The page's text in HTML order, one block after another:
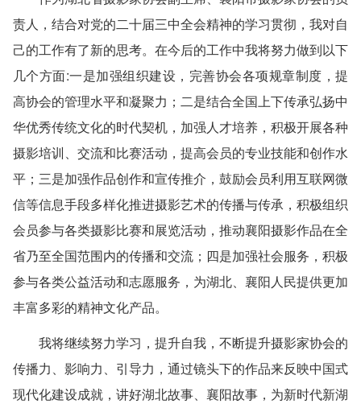
责人，结合对党的二十届三中全会精神的学习贯彻，我对自
己的工作有了新的思考。在今后的工作中我将努力做到以下
几个方面:一是加强组织建设，完善协会各项规章制度，提
高协会的管理水平和凝聚力；二是结合全国上下传承弘扬中
华优秀传统文化的时代契机，加强人才培养，积极开展各种
摄影培训、交流和比赛活动，提高会员的专业技能和创作水
平；三是加强作品创作和宣传推介，鼓励会员利用互联网微
信等信息手段多样化推进摄影艺术的传播与传承，积极组织
会员参与各类摄影比赛和展览活动，推动襄阳摄影作品在全
省乃至全国范围内的传播和交流；四是加强社会服务，积极
参与各类公益活动和志愿服务，为湖北、襄阳人民提供更加
丰富多彩的精神文化产品。
我将继续努力学习，提升自我，不断提升摄影家协会的
传播力、影响力、引导力，通过镜头下的作品来反映中国式
现代化建设成就，讲好湖北故事、襄阳故事，为新时代新湖